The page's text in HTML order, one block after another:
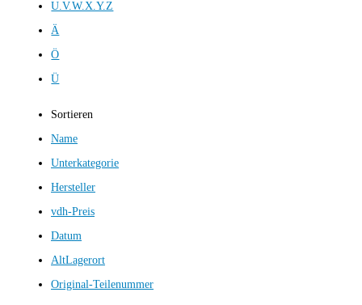
U.V.W.X.Y.Z
Ä
Ö
Ü
Sortieren
Name
Unterkategorie
Hersteller
vdh-Preis
Datum
AltLagerort
Original-Teilenummer